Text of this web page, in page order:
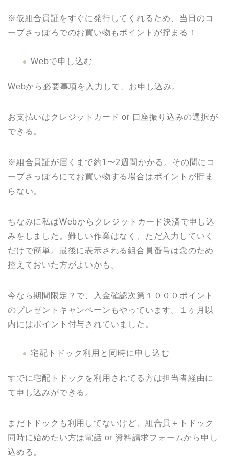
※仮組合員証をすぐに発行してくれるため、当日のコ
ープさっぽろでのお買い物もポイントが貯まる！
Webで申し込む
Webから必要事項を入力して、お申し込み。
お支払いはクレジットカード or 口座振り込みの選択が
できる。
※組合員証が届くまで約1〜2週間かかる。その間にコ
ープさっぽろにてお買い物する場合はポイントが貯ま
らない。
ちなみに私はWebからクレジットカード決済で申し込
みをしました。難しい作業はなく、ただ入力していく
だけで簡単。最後に表示される組合員番号は念のため
控えておいた方がよいかも。
今なら期間限定？で、入金確認次第１０００ポイント
のプレゼントキャンペーンもやっています。１ヶ月以
内にはポイント付与されていました。
宅配トドック利用と同時に申し込む
すでに宅配トドックを利用されてる方は担当者経由に
て申し込みができる。
まだトドックも利用してないけど、組合員＋トドック
同時に始めたい方は電話 or 資料請求フォームから申し
込める。